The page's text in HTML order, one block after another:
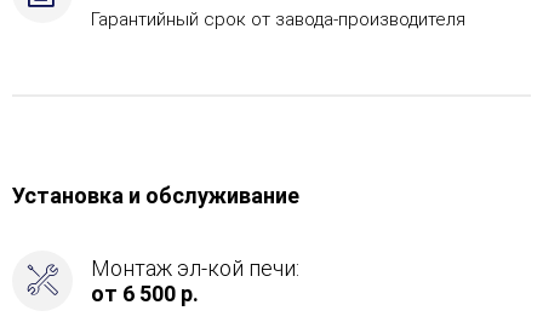
Гарантийный срок от завода-производителя
Установка и обслуживание
Монтаж эл-кой печи:
от 6 500 р.